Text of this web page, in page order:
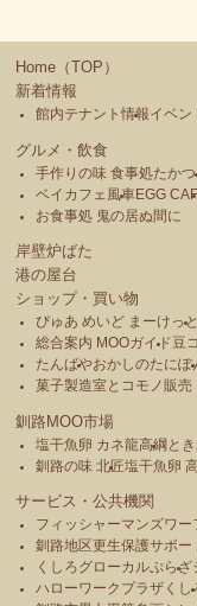
Home（TOP）
新着情報
館内テナント情報イベン
グルメ・飲食
手作りの味 食事処たかつ
ベイカフェ風車EGG
お食事処 鬼の居ぬ間に
岸壁炉ばた
港の屋台
ショップ・買い物
ぴゅあ めいど まーけっ
総合案内 MOOガイド豆
たんばやおかしのたにぽ
菓子製造室とコモノ販売
釧路MOO市場
塩干魚卵 カネ龍高綱 と
釧路の味 北匠塩干魚卵
サービス・公共機関
フィッシャーマンズワー
釧路地区更生保護サポ
くしろグローカルぷらざ
ハローワークプラザくし